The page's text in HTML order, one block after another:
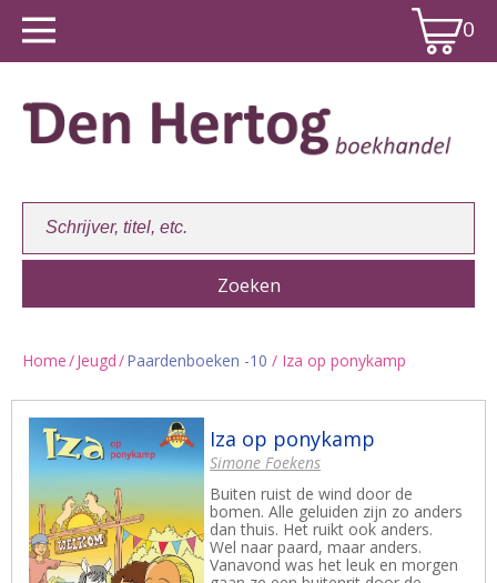
0
Home/Jeugd/Paardenboeken -10 / Iza op ponykamp
Iza op ponykamp
Simone Foekens
Buiten ruist de wind door de
bomen. Alle geluiden zijn zo anders
dan thuis. Het ruikt ook anders.
Wel naar paard, maar anders.
Vanavond was het leuk en morgen